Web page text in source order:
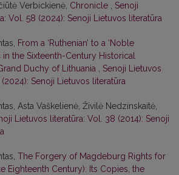
Verbickienė, Chronicle , Senoji
Vol. 58 (2024): Senoji Lietuvos literatūra
From a ‘Ruthenian’ to a ‘Noble
in the Sixteenth-Century Historical
Duchy of Lithuania , Senoji Lietuvos
(2024): Senoji Lietuvos literatūra
Asta Vaškelienė, Živilė Nedzinskaitė,
Lietuvos literatūra: Vol. 38 (2014): Senoji
The Forgery of Magdeburg Rights for
Eighteenth Century): Its Copies, the